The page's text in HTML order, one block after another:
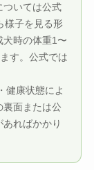
ついては公式
様子を見る形
犬時の体重1〜
す。公式では
健康状態によ
裏面または公
ればかかり